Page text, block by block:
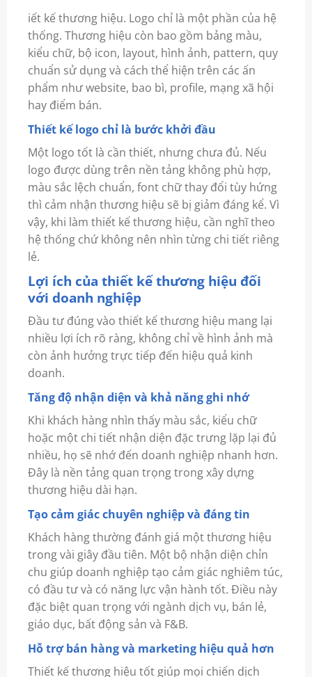
iết kế thương hiệu. Logo chỉ là một phần của hệ
thống. Thương hiệu còn bao gồm bảng màu,
kiểu chữ, bộ icon, layout, hình ảnh, pattern, quy
chuẩn sử dụng và cách thể hiện trên các ấn
phẩm như website, bao bì, profile, mạng xã hội
hay điểm bán.
Thiết kế logo chỉ là bước khởi đầu
Một logo tốt là cần thiết, nhưng chưa đủ. Nếu
logo được dùng trên nền tảng không phù hợp,
màu sắc lệch chuẩn, font chữ thay đổi tùy hứng
thì cảm nhận thương hiệu sẽ bị giảm đáng kể. Vì
vậy, khi làm thiết kế thương hiệu, cần nghĩ theo
hệ thống chứ không nên nhìn từng chi tiết riêng
lẻ.
Lợi ích của thiết kế thương hiệu đối
với doanh nghiệp
Đầu tư đúng vào thiết kế thương hiệu mang lại
nhiều lợi ích rõ ràng, không chỉ về hình ảnh mà
còn ảnh hưởng trực tiếp đến hiệu quả kinh
doanh.
Tăng độ nhận diện và khả năng ghi nhớ
Khi khách hàng nhìn thấy màu sắc, kiểu chữ
hoặc một chi tiết nhận diện đặc trưng lặp lại đủ
nhiều, họ sẽ nhớ đến doanh nghiệp nhanh hơn.
Đây là nền tảng quan trọng trong xây dựng
thương hiệu dài hạn.
Tạo cảm giác chuyên nghiệp và đáng tin
Khách hàng thường đánh giá một thương hiệu
trong vài giây đầu tiên. Một bộ nhận diện chỉn
chu giúp doanh nghiệp tạo cảm giác nghiêm túc,
có đầu tư và có năng lực vận hành tốt. Điều này
đặc biệt quan trọng với ngành dịch vụ, bán lẻ,
giáo dục, bất động sản và F&B.
Hỗ trợ bán hàng và marketing hiệu quả hơn
Thiết kế thương hiệu tốt giúp mọi chiến dịch